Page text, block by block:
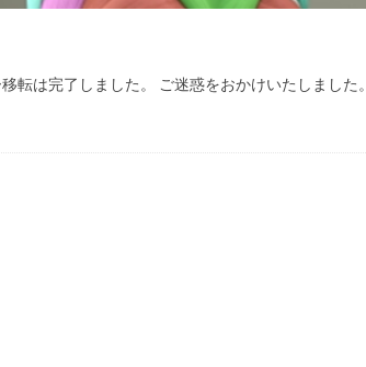
転は完了しました。 ご迷惑をおかけいたしました。